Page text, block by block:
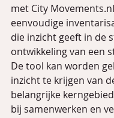
met City
eenvoudige
die inzicht geeft in de
ontwikkeling van een
De tool kan worden
inzicht te krijgen van
belangrijke
bij samenwerken en